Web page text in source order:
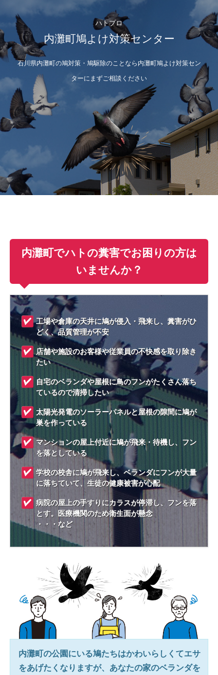
ハトプロ
内灘町鳩よけ対策センター
石川県内灘町の鳩対策・鳩駆除のことなら内灘町鳩よけ対策セン
ターにまずご相談ください
内灘町でハトの糞害でお困りの方は
いませんか？
工場や倉庫の天井に鳩が侵入・飛来し、糞害がひ
どく、品質管理が不安
店舗や施設のお客様や従業員の不快感を取り除き
たい
自宅のベランダや屋根に鳥のフンがたくさん落ち
ているので清掃したい
太陽光発電のソーラーパネルと屋根の隙間に鳩が
巣を作っている
マンションの屋上付近に鳩が飛来・待機し、フン
を落としている
学校の校舎に鳩が飛来し、ベランダにフンが大量
に落ちていて、生徒の健康被害が心配
病院の屋上の手すりにカラスが停滞し、フンを落
とす。医療機関のため衛生面が懸念
・・・など
内灘町の公園にいる鳩たちはかわいらしくてエサ
をあげたくなりますが、あなたの家のベランダを